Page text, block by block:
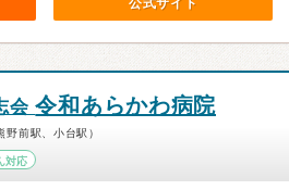
公式サイト
会令和あらかわ病院
前駅、小台駅）
対応